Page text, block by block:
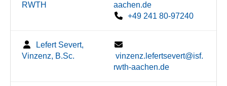
RWTH
aachen.de
+49 241 80-97240
Lefert Severt,
Vinzenz, B.Sc.
vinzenz.lefertsevert@isf.
rwth-aachen.de